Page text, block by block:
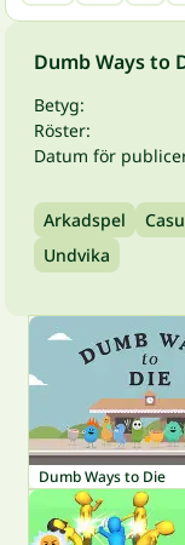
Dumb Ways to
Betyg:
Röster:
Datum för
Arkadspel
Undvika
Dumb Ways to Die